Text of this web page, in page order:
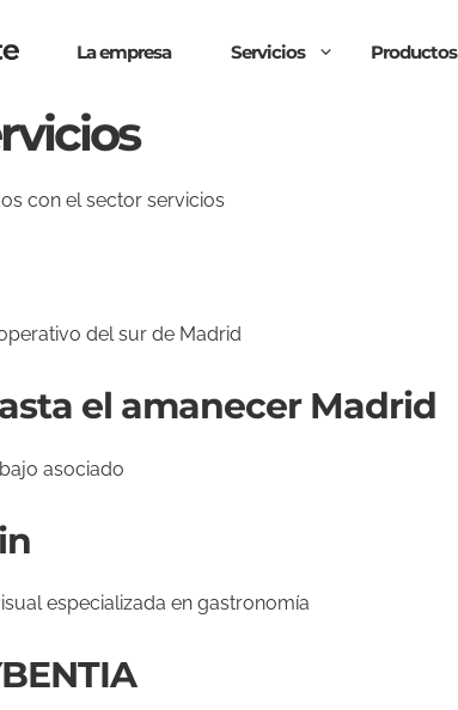
La empresa Servicios Productos
con el sector servicios
del sur de Madrid
el amanecer Madrid
asociado
especializada en gastronomía